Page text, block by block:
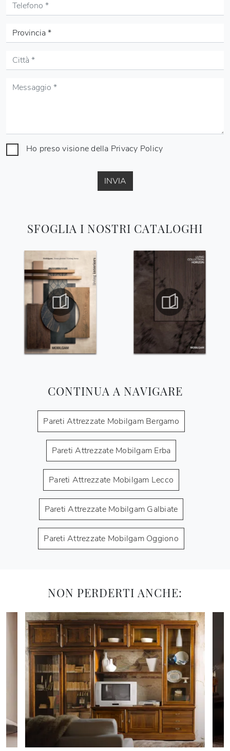
SFOGLIA I NOSTRI CATALOGHI
CONTINUA A NAVIGARE
Pareti Attrezzate Mobilgam Bergamo
Pareti Attrezzate Mobilgam Erba
Pareti Attrezzate Mobilgam Lecco
Pareti Attrezzate Mobilgam Galbiate
Pareti Attrezzate Mobilgam Oggiono
Ho preso visione della Privacy Policy
INVIA
NON PERDERTI ANCHE: